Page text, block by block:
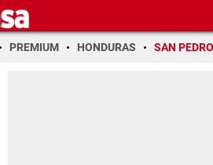
PREMIUM HONDURAS SAN PEDRO